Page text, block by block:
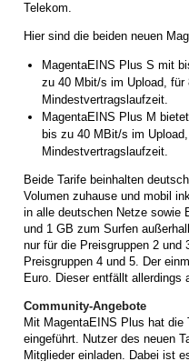
Telekom.
Hier sind die beiden neuen
MagentaEINS Plus S mit
zu 40 Mbit/s im Upload, für
Mindestvertragslaufzeit.
MagentaEINS Plus M
bis zu 40 MBit/s im
Mindestvertragslaufzeit.
Beide Tarife beinhalten
Volumen zuhause und mobil
in alle deutschen Netze sowie
und 1 GB zum Surfen
nur für die Preisgruppen 2 und
Preisgruppen 4 und 5. Der
Euro. Dieser entfällt allerdings
Community-Angebote
Mit MagentaEINS Plus hat die
eingeführt. Nutzer des neuen
Mitglieder einladen. Dabei ist